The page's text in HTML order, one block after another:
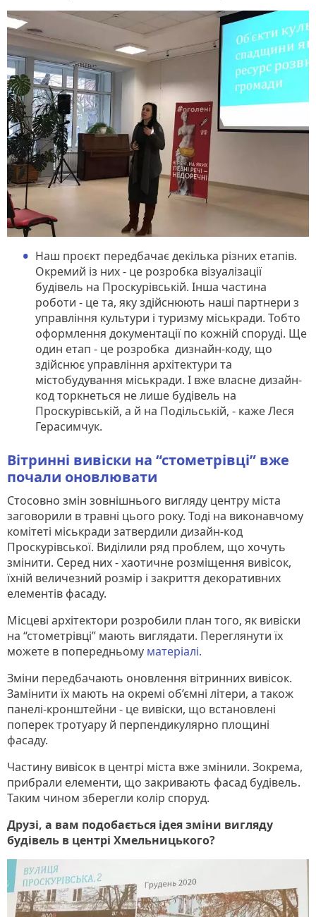
Наш проєкт передбачає декілька різних етапів.
Окремий із них - це розробка візуалізації
будівель на Проскурівській. Інша частина
роботи - це та, яку здійснюють наші партнери з
управління культури і туризму міськради. Тобто
оформлення документації по кожній споруді. Ще
один етап - це розробка дизнайн-коду, що
здійснює управління архітектури та
містобудування міськради. І вже власне дизайн-
код торкнеться не лише будівель на
Проскурівській, а й на Подільській, - каже Леся
Герасимчук.
Вітринні вивіски на “стометрівці” вже
почали оновлювати
Стосовно змін зовнішнього вигляду центру міста
заговорили в травні цього року. Тоді на виконавчому
комітеті міськради затвердили дизайн-код
Проскурівської. Виділили ряд проблем, що хочуть
змінити. Серед них - хаотичне розміщення вивісок,
їхній величезний розмір і закриття декоративних
елементів фасаду.
Місцеві архітектори розробили план того, як вивіски
на “стометрівці” мають виглядати. Переглянути їх
можете в попередньому матеріалі.
Зміни передбачають оновлення вітринних вивісок.
Замінити їх мають на окремі об’ємні літери, а також
панелі-кронштейни - це вивіски, що встановлені
поперек тротуару й перпендикулярно площині
фасаду.
Частину вивісок в центрі міста вже змінили. Зокрема,
прибрали елементи, що закривають фасад будівель.
Таким чином зберегли колір споруд.
Друзі, а вам подобається ідея зміни вигляду
будівель в центрі Хмельницького?